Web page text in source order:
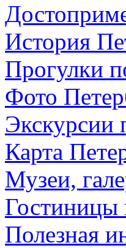
История
Прогулки
Фото
Экскурсии
Карта
Музеи,
Гостиницы
Полезная